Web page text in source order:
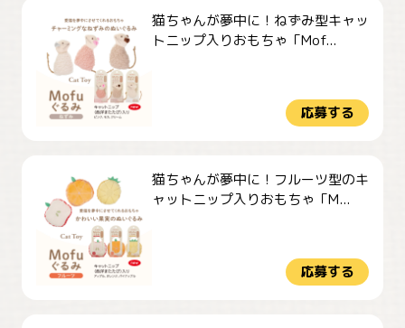
猫ちゃんが夢中に！ねずみ型キャッ
トニップ入りおもちゃ「Mof...
応募する
猫ちゃんが夢中に！フルーツ型のキ
ャットニップ入りおもちゃ「M...
応募する